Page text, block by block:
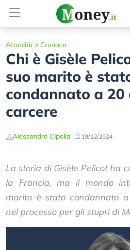
Attualità > Cronaca
Chi è Gisèle
suo marito è
condannato a 20
carcere
Alessandro Cipolla 19/12/2024
La storia di Gisèle Pelicot ha
la Francia, ma il mondo
marito è stato condannato
nel processo per gli stupri di